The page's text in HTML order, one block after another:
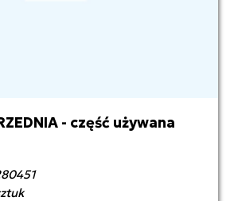
150,00 zł netto- część używana